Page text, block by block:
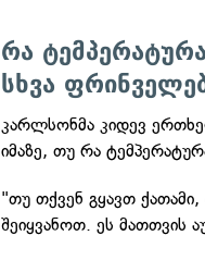
რა
სხვა
კარლსონმა კიდევ
იმაზე, თუ რა
"თუ თქვენ გყავთ ქათამი,
შეიყვანოთ. ეს მათთვის